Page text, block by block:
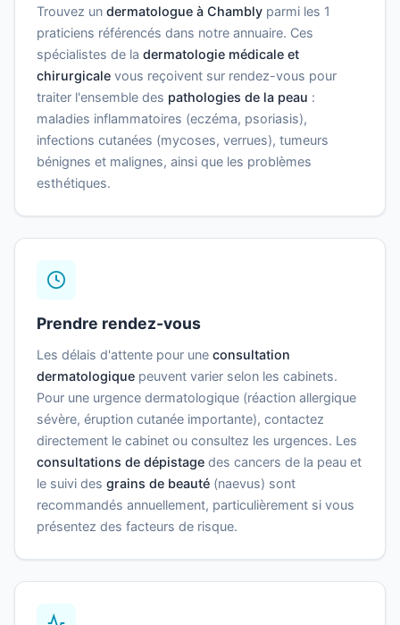
Trouvez un dermatologue à Chambly parmi les 1
praticiens référencés dans notre annuaire. Ces
spécialistes de la dermatologie médicale et
chirurgicale vous reçoivent sur rendez-vous pour
traiter l'ensemble des pathologies de la peau :
maladies inflammatoires (eczéma, psoriasis),
infections cutanées (mycoses, verrues), tumeurs
bénignes et malignes, ainsi que les problèmes
esthétiques.
Prendre rendez-vous
Les délais d'attente pour une consultation
dermatologique peuvent varier selon les cabinets.
Pour une urgence dermatologique (réaction allergique
sévère, éruption cutanée importante), contactez
directement le cabinet ou consultez les urgences. Les
consultations de dépistage des cancers de la peau et
le suivi des grains de beauté (naevus) sont
recommandés annuellement, particulièrement si vous
présentez des facteurs de risque.